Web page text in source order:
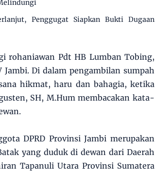
Penggugat Siapkan Bukti Dugaan
rohaniawan Pdt HB Lumban Tobing,
Di dalam pengambilan sumpah
hikmat, haru dan bahagia, ketika
SH, M.Hum membacakan kata-
DPRD Provinsi Jambi merupakan
yang duduk di dewan dari Daerah
Tapanuli Utara Provinsi Sumatera